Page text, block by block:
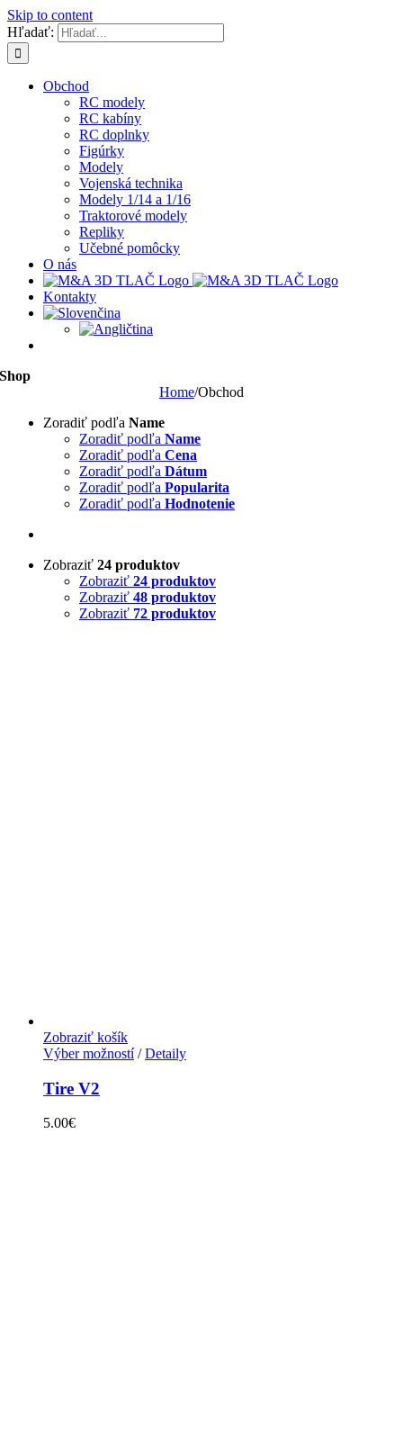
Skip to content
Hľadať:
Obchod
RC modely
RC kabíny
RC doplnky
Figúrky
Modely
Vojenská technika
Modely 1/14 a 1/16
Traktorové modely
Repliky
Učebné pomôcky
O nás
Kontakty
Shop
Home/Obchod
Zoradiť podľa Name
Zoradiť podľa Name
Zoradiť podľa Cena
Zoradiť podľa Dátum
Zoradiť podľa Popularita
Zoradiť podľa Hodnotenie
Zobraziť 24 produktov
Zobraziť 24 produktov
Zobraziť 48 produktov
Zobraziť 72 produktov
Zobraziť košík
Výber možností/ Detaily
Tire V2
5.00€